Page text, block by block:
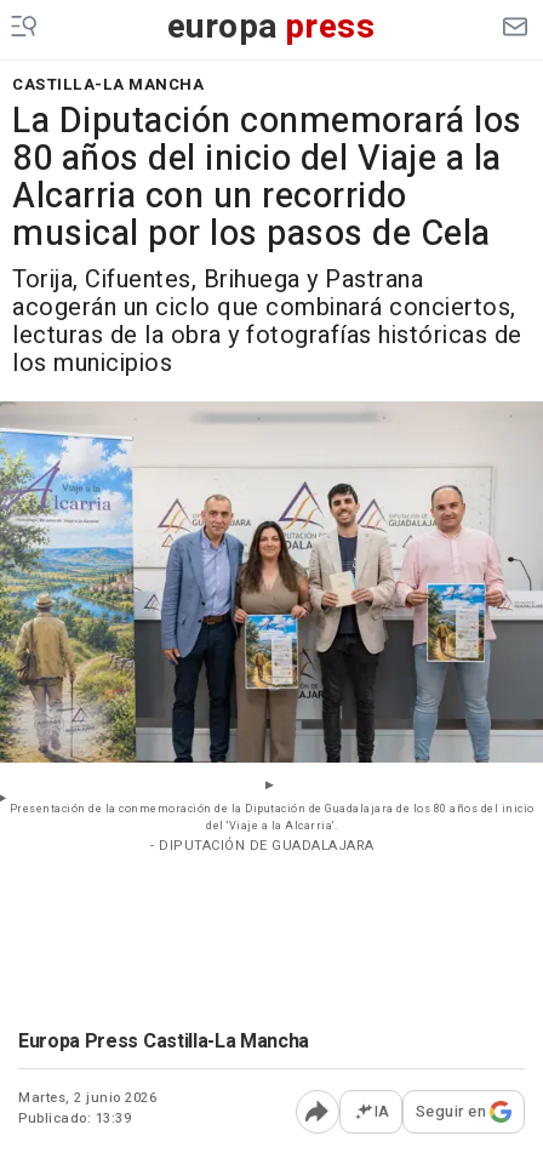
europa press
CASTILLA-LA MANCHA
La Diputación conmemorará los
80 años del inicio del Viaje a la
Alcarria con un recorrido
musical por los pasos de Cela
Torija, Cifuentes, Brihuega y Pastrana
acogerán un ciclo que combinará conciertos,
lecturas de la obra y fotografías históricas de
los municipios
Presentación de la conmemoración de la Diputación de Guadalajara de los 80 años del inicio
del 'Viaje a la Alcarria'.
- DIPUTACIÓN DE GUADALAJARA
Europa Press Castilla-La Mancha
Martes, 2 junio 2026
Publicado: 13:39
Abrir opciones para
IA Seguir en